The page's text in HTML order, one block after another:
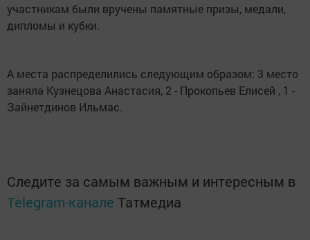
участникам были вручены памятные призы, медали,
дипломы и кубки.
А места распределились следующим образом: 3 место
заняла Кузнецова Анастасия, 2 - Прокопьев Елисей , 1 -
Зайнетдинов Ильмас.
Следите за самым важным и интересным в
Telegram-канале Татмедиа